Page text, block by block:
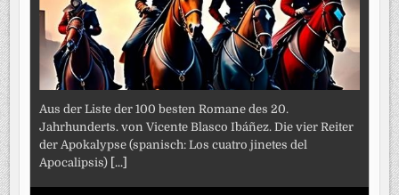
Aus der Liste der 100 besten Romane des 20.
Jahrhunderts. von Vicente Blasco Ibáñez. Die vier Reiter
der Apokalypse (spanisch: Los cuatro jinetes del
Apocalipsis) [...]